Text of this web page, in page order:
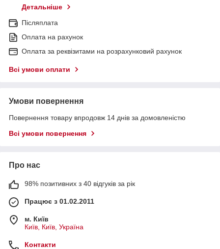
Детальніше
Післяплата
Оплата на рахунок
Оплата за реквізитами на розрахунковий рахунок
Всі умови оплати
Умови повернення
Повернення товару впродовж 14 днів за домовленістю
Всі умови повернення
Про нас
98% позитивних з 40 відгуків за рік
Працює з 01.02.2011
м. Київ
Київ, Київ, Україна
Контакти